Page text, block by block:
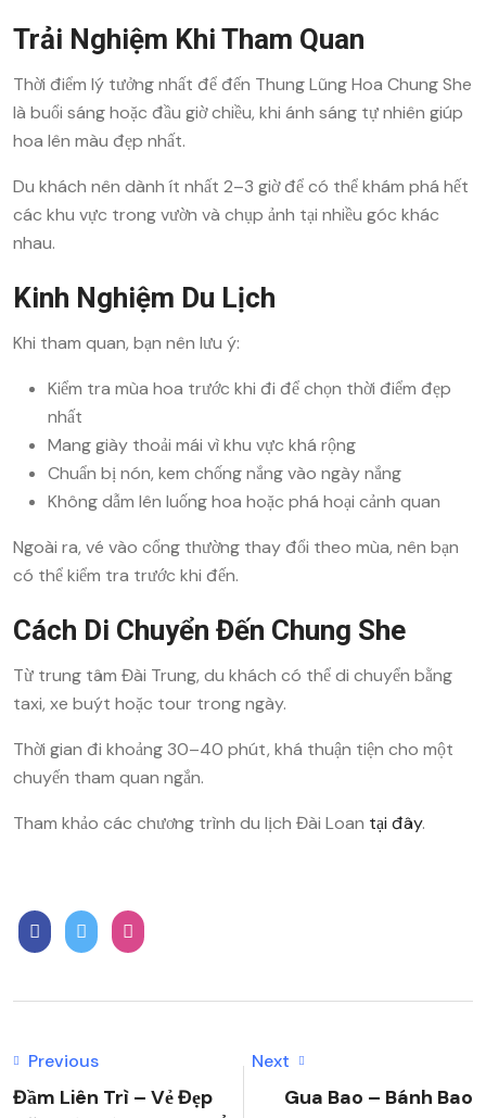
Trải Nghiệm Khi Tham Quan
Thời điểm lý tưởng nhất để đến Thung Lũng Hoa Chung She
là buổi sáng hoặc đầu giờ chiều, khi ánh sáng tự nhiên giúp
hoa lên màu đẹp nhất.
Du khách nên dành ít nhất 2–3 giờ để có thể khám phá hết
các khu vực trong vườn và chụp ảnh tại nhiều góc khác
nhau.
Kinh Nghiệm Du Lịch
Khi tham quan, bạn nên lưu ý:
Kiểm tra mùa hoa trước khi đi để chọn thời điểm đẹp
nhất
Mang giày thoải mái vì khu vực khá rộng
Chuẩn bị nón, kem chống nắng vào ngày nắng
Không dẫm lên luống hoa hoặc phá hoại cảnh quan
Ngoài ra, vé vào cổng thường thay đổi theo mùa, nên bạn
có thể kiểm tra trước khi đến.
Cách Di Chuyển Đến Chung She
Từ trung tâm Đài Trung, du khách có thể di chuyển bằng
taxi, xe buýt hoặc tour trong ngày.
Thời gian đi khoảng 30–40 phút, khá thuận tiện cho một
chuyến tham quan ngắn.
Tham khảo các chương trình du lịch Đài Loan tại đây.
Previous
Đầm Liên Trì – Vẻ Đẹp
Next
Gua Bao – Bánh Bao